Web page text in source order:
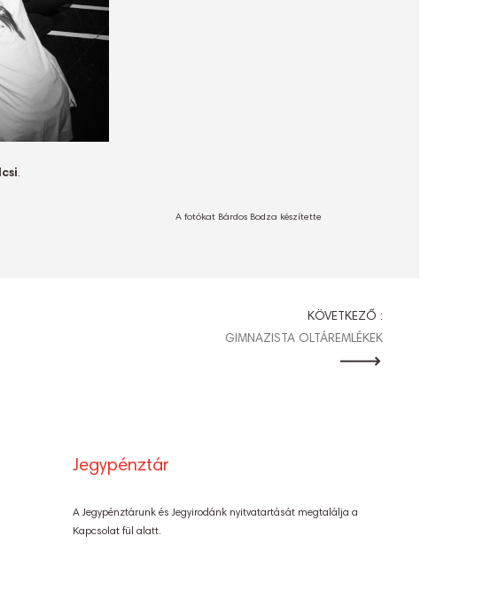
.
A fotókat Bárdos Bodza készítette
KÖVETKEZŐ :
GIMNAZISTA OLTÁREMLÉKEK
Jegypénztár
A Jegypénztárunk és Jegyirodánk nyitvatartását megtalálja a
Kapcsolat fül alatt.